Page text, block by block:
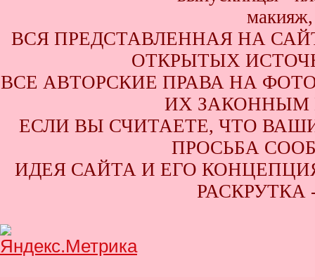
ВСЯ ПРЕДСТАВЛЕННАЯ НА
ОТКРЫТЫХ
ВСЕ АВТОРСКИЕ ПРАВА НА
ИХ ЗАКОННЫМ
ЕСЛИ ВЫ СЧИТАЕТЕ, ЧТО
ПРОСЬБА
ИДЕЯ САЙТА И ЕГО КОНЦЕПЦИЯ
РАСКРУТКА -